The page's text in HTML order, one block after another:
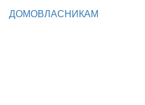
ДОМОВЛАСНИКАМ